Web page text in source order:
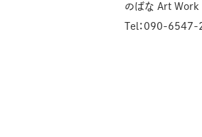
のばな Art Work
Tel：090-6547-